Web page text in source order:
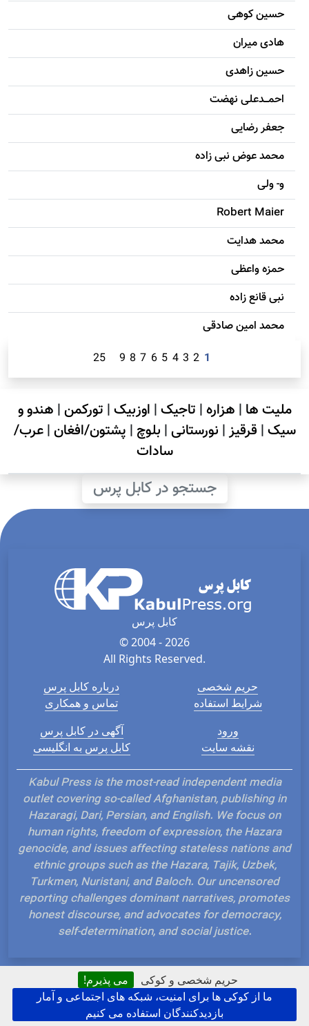
حریم شخصی و کوکی
می پذیرم!
ما از کوکی ها برای امنیت، شبکه های اجتماعی و آمار
بازدیدکنندگان استفاده می کنیم
حسين کوهی
هادی ميران
حسين زاهدی
احمـــدعلی نهضت
جعفر رضایی
محمد عوض نبی زاده
و- ولی
Robert Maier
محمد هدایت
حمزه واعظی
نبی قانع زاده
محمد امين صادقی
1
2
3
4
5
6
7
8
9
25
ملیت ها | هزاره| تاجیک| اوزبیک| تورکمن| هندو و
سیک| قرقیز| نورستانی| بلوچ | پشتون/افغان|عرب/
سادات
جستجو در کابل پرس
کابل پرس
© 2004 - 2026
All Rights Reserved.
درباره کابل پرس
تماس و همکاری
حریم شخصی
شرایط استفاده
آگهی در کابل پرس
کابل پرس به انگلیسی
ورود
نقشه سایت
Kabul Press is the most-read independent media
outlet covering so-called Afghanistan, publishing in
Hazaragi, Dari, Persian, and English. We focus on
human rights, freedom of expression, the Hazara
genocide, and issues affecting stateless nations and
ethnic groups such as the Hazara, Tajik, Uzbek,
Turkmen, Nuristani, and Baloch. Our uncensored
reporting challenges dominant narratives, promotes
honest discourse, and advocates for democracy,
self-determination, and social justice.
Hosted and Developed by IP Plans